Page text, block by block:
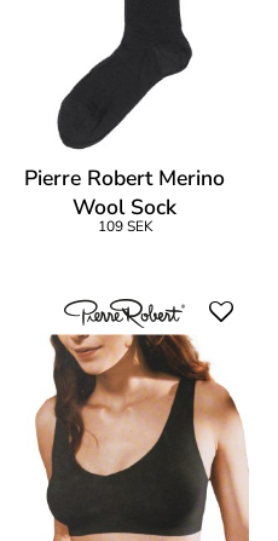
Pierre Robert Merino
Wool Sock
109 SEK